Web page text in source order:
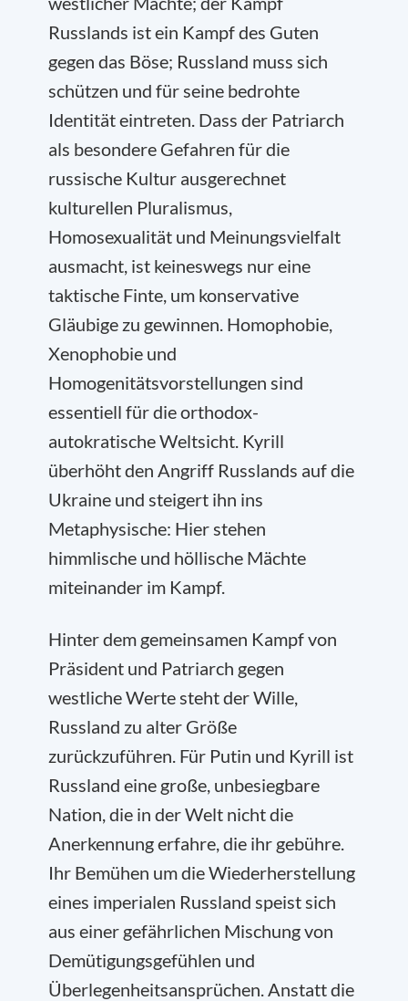
Russlands ist ein Kampf des Guten
gegen das Böse; Russland muss sich
schützen und für seine bedrohte
Identität eintreten. Dass der Patriarch
als besondere Gefahren für die
russische Kultur ausgerechnet
kulturellen Pluralismus,
Homosexualität und Meinungsvielfalt
ausmacht, ist keineswegs nur eine
taktische Finte, um konservative
Gläubige zu gewinnen. Homophobie,
Xenophobie und
Homogenitätsvorstellungen sind
essentiell für die orthodox-
autokratische Weltsicht. Kyrill
überhöht den Angriff Russlands auf die
Ukraine und steigert ihn ins
Metaphysische: Hier stehen
himmlische und höllische Mächte
miteinander im Kampf.
Hinter dem gemeinsamen Kampf von
Präsident und Patriarch gegen
westliche Werte steht der Wille,
Russland zu alter Größe
zurückzuführen. Für Putin und Kyrill ist
Russland eine große, unbesiegbare
Nation, die in der Welt nicht die
Anerkennung erfahre, die ihr gebühre.
Ihr Bemühen um die Wiederherstellung
eines imperialen Russland speist sich
aus einer gefährlichen Mischung von
Demütigungsgefühlen und
Überlegenheitsansprüchen. Anstatt die